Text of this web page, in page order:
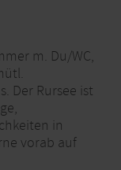
m. Du/WC,
Der Rursee ist
in
vorab auf